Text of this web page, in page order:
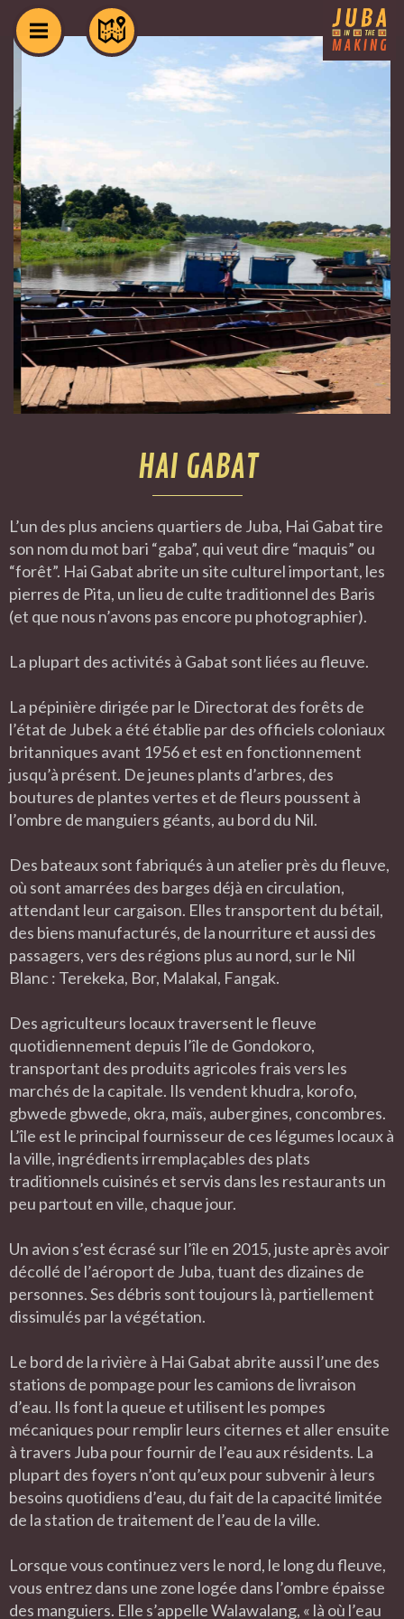
HAI GABAT
L’un des plus anciens quartiers de Juba, Hai Gabat tire
son nom du mot bari “gaba”, qui veut dire “maquis” ou
“forêt”. Hai Gabat abrite un site culturel important, les
pierres de Pita, un lieu de culte traditionnel des Baris
(et que nous n’avons pas encore pu photographier).
La plupart des activités à Gabat sont liées au fleuve.
La pépinière dirigée par le Directorat des forêts de
l’état de Jubek a été établie par des officiels coloniaux
britanniques avant 1956 et est en fonctionnement
jusqu’à présent. De jeunes plants d’arbres, des
boutures de plantes vertes et de fleurs poussent à
l’ombre de manguiers géants, au bord du Nil.
Des bateaux sont fabriqués à un atelier près du fleuve,
où sont amarrées des barges déjà en circulation,
attendant leur cargaison. Elles transportent du bétail,
des biens manufacturés, de la nourriture et aussi des
passagers, vers des régions plus au nord, sur le Nil
Blanc : Terekeka, Bor, Malakal, Fangak.
Des agriculteurs locaux traversent le fleuve
quotidiennement depuis l’île de Gondokoro,
transportant des produits agricoles frais vers les
marchés de la capitale. Ils vendent khudra, korofo,
gbwede gbwede, okra, maïs, aubergines, concombres.
L’île est le principal fournisseur de ces légumes locaux à
la ville, ingrédients irremplaçables des plats
traditionnels cuisinés et servis dans les restaurants un
peu partout en ville, chaque jour.
Un avion s’est écrasé sur l’île en 2015, juste après avoir
décollé de l’aéroport de Juba, tuant des dizaines de
personnes. Ses débris sont toujours là, partiellement
dissimulés par la végétation.
Le bord de la rivière à Hai Gabat abrite aussi l’une des
stations de pompage pour les camions de livraison
d’eau. Ils font la queue et utilisent les pompes
mécaniques pour remplir leurs citernes et aller ensuite
à travers Juba pour fournir de l’eau aux résidents. La
plupart des foyers n’ont qu’eux pour subvenir à leurs
besoins quotidiens d’eau, du fait de la capacité limitée
de la station de traitement de l’eau de la ville.
Lorsque vous continuez vers le nord, le long du fleuve,
vous entrez dans une zone logée dans l’ombre épaisse
des manguiers. Elle s’appelle Walawalang, « là où l’eau